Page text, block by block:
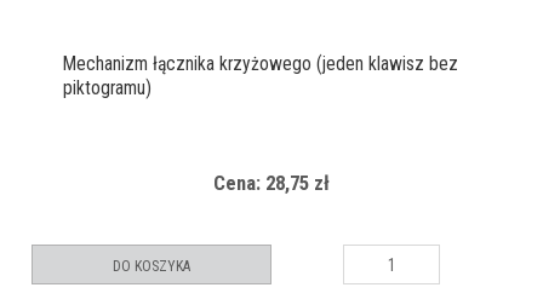
Mechanizm łącznika krzyżowego (jeden klawisz bez
piktogramu)
Cena: 28,75 zł
DO KOSZYKA